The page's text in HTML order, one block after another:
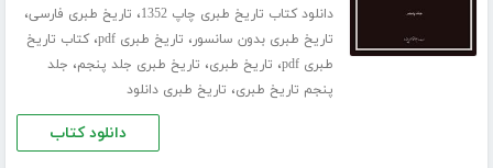
دانلود کتاب تاریخ طبری چاپ 1352 ، تاریخ طبری فارسی،
تاریخ طبری بدون سانسور، تاریخ طبری pdf ،کتاب تاریخ
طبری pdf
، تاریخ طبری، تاریخ طبری جلد پنجم، جلد
پنجم تاریخ طبری، تاریخ طبری دانلود
دانلود کتاب